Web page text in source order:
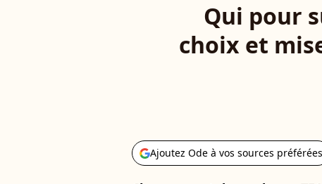
Qui pour
choix et
Ajoutez Ode à vos sources préférées